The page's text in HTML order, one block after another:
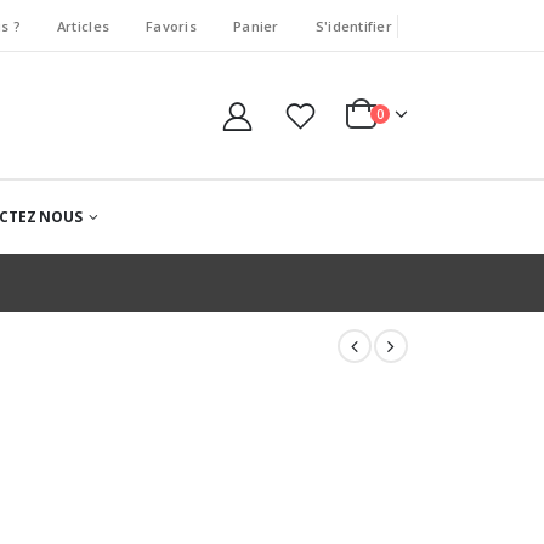
? Articles Favoris Panier S'identifier
0
NOUS